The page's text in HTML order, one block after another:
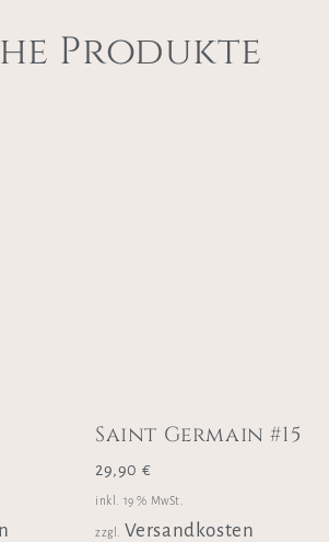
Produkte
Saint Germain #15
29,90 €
inkl. 19 % MwSt.
zzgl. Versandkosten